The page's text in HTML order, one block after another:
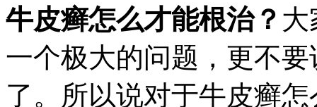
牛皮癣怎么才能根治？ 大
一个极大的问题，更不
了。所以说对于牛皮癣